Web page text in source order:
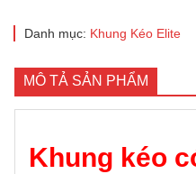
Danh mục: Khung Kéo Elite
MÔ TẢ SẢN PHẨM
Khung kéo